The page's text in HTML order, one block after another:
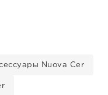
Nuova Cer